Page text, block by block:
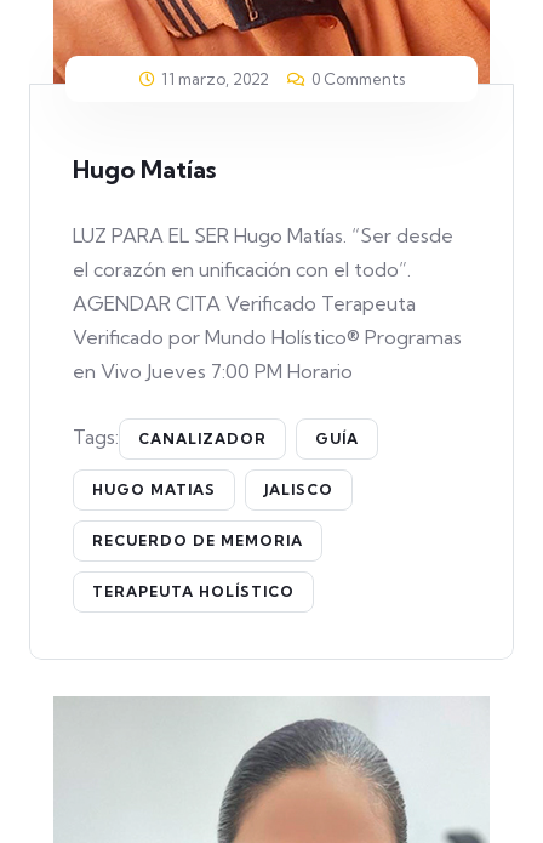
11 marzo, 2022 0 Comments
Hugo Matías
LUZ PARA EL SER Hugo Matías. “Ser desde
el corazón en unificación con el todo”.
AGENDAR CITA Verificado Terapeuta
Verificado por Mundo Holístico® Programas
en Vivo Jueves 7:00 PM Horario
Tags: CANALIZADOR GUÍA
HUGO MATIAS JALISCO
RECUERDO DE MEMORIA
TERAPEUTA HOLÍSTICO